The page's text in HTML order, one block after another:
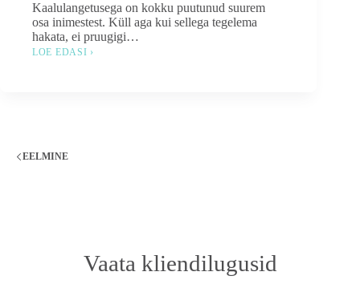
Kaalulangetusega on kokku puutunud suurem
osa inimestest. Küll aga kui sellega tegelema
hakata, ei pruugigi…
LOE EDASI ›
EELMINE
Vaata kliendilugusid